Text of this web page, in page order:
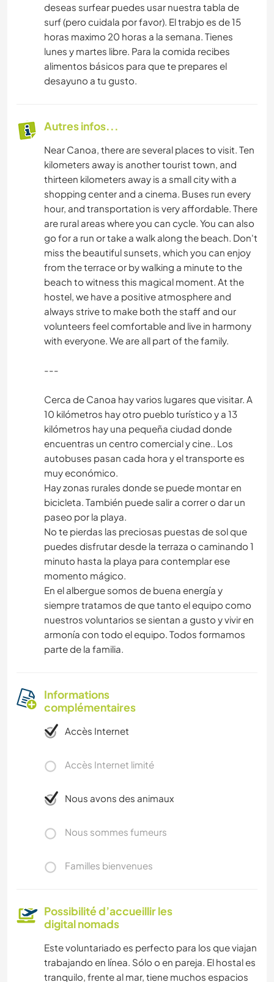
deseas surfear puedes usar nuestra tabla de
surf (pero cuidala por favor). El trabjo es de 15
horas maximo 20 horas a la semana. Tienes
lunes y martes libre. Para la comida recibes
alimentos básicos para que te prepares el
desayuno a tu gusto.
Autres infos...
Near Canoa, there are several places to visit. Ten
kilometers away is another tourist town, and
thirteen kilometers away is a small city with a
shopping center and a cinema. Buses run every
hour, and transportation is very affordable. There
are rural areas where you can cycle. You can also
go for a run or take a walk along the beach. Don't
miss the beautiful sunsets, which you can enjoy
from the terrace or by walking a minute to the
beach to witness this magical moment. At the
hostel, we have a positive atmosphere and
always strive to make both the staff and our
volunteers feel comfortable and live in harmony
with everyone. We are all part of the family.
---
Cerca de Canoa hay varios lugares que visitar. A
10 kilómetros hay otro pueblo turístico y a 13
kilómetros hay una pequeña ciudad donde
encuentras un centro comercial y cine.. Los
autobuses pasan cada hora y el transporte es
muy económico.
Hay zonas rurales donde se puede montar en
bicicleta. También puede salir a correr o dar un
paseo por la playa.
No te pierdas las preciosas puestas de sol que
puedes disfrutar desde la terraza o caminando 1
minuto hasta la playa para contemplar ese
momento mágico.
En el albergue somos de buena energía y
siempre tratamos de que tanto el equipo como
nuestros voluntarios se sientan a gusto y vivir en
armonía con todo el equipo. Todos formamos
parte de la familia.
Informations
complémentaires
Accès Internet
Accès Internet limité
Nous avons des animaux
Nous sommes fumeurs
Familles bienvenues
Possibilité d’accueillir les
digital nomads
Este voluntariado es perfecto para los que viajan
trabajando en línea. Sólo o en pareja. El hostal es
tranquilo, frente al mar, tiene muchos espacios